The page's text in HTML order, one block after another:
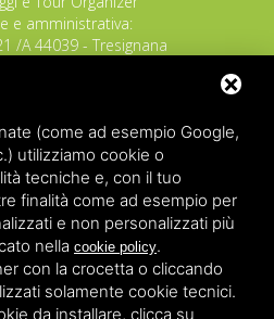
e amministrativa:
/A 44039 - Tresignana
CIVILE REVO N.
dal 12/11/2025 al
11/2026
GARANZIA INSOLVENZA
valida dal 03/03/26 al
03/03/27
Verde Incoming Italy by Raggio
(come ad esempio Google,
utilizziamo cookie o
tecniche e, con il tuo
finalità come ad esempio per
e non personalizzati più
nella cookie policy.
con la crocetta o cliccando
solamente cookie tecnici.
da installare, clicca su